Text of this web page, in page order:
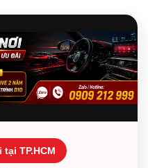
TP.HCM